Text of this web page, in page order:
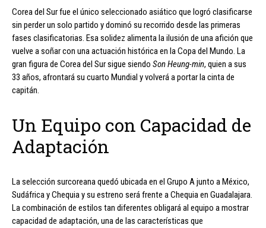
Corea del Sur fue el único seleccionado asiático que logró clasificarse
sin perder un solo partido y dominó su recorrido desde las primeras
fases clasificatorias. Esa solidez alimenta la ilusión de una afición que
vuelve a soñar con una actuación histórica en la Copa del Mundo. La
gran figura de Corea del Sur sigue siendo Son Heung-min, quien a sus
33 años, afrontará su cuarto Mundial y volverá a portar la cinta de
capitán.
Un Equipo con Capacidad de
Adaptación
La selección surcoreana quedó ubicada en el Grupo A junto a México,
Sudáfrica y Chequia y su estreno será frente a Chequia en Guadalajara.
La combinación de estilos tan diferentes obligará al equipo a mostrar
capacidad de adaptación, una de las características que